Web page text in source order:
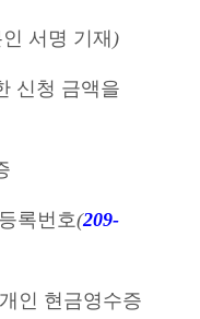
서명 기재 )
신청 금액을
록번호(209-
개인 현금영수증